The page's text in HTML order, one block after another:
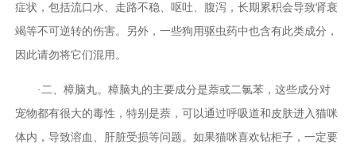
症状，包括流口水、走路不稳、呕吐、腹泻，长期累积会导致肾衰
竭等不可逆转的伤害。另外，一些狗用驱虫药中也含有此类成分，
因此请勿将它们混用。
·二、樟脑丸。樟脑丸的主要成分是萘或二氯苯，这些成分对
宠物都有很大的毒性，特别是萘，可以通过呼吸道和皮肤进入猫咪
体内，导致溶血、肝脏受损等问题。如果猫咪喜欢钻柜子，一定要